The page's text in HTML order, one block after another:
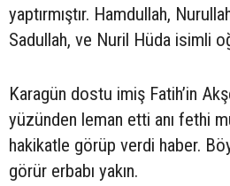
yaptırmıştır. Hamdullah,
Sadullah, ve Nuril Hüda isimli
Karagün dostu imiş Fatih’in
yüzünden leman etti anı fethi
hakikatle görüp verdi haber.
görür erbabı yakın.